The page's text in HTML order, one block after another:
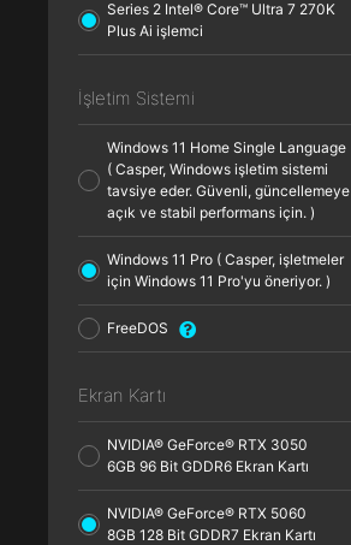
Series 2 Intel® Core™ Ultra 7 270K
Plus Ai işlemci
İşletim Sistemi
Windows 11 Home Single Language
( Casper, Windows işletim sistemi
tavsiye eder. Güvenli, güncellemeye
açık ve stabil performans için. )
Windows 11 Pro ( Casper, işletmeler
için Windows 11 Pro'yu öneriyor. )
FreeDOS
Ekran Kartı
NVIDIA® GeForce® RTX 3050
6GB 96 Bit GDDR6 Ekran Kartı
NVIDIA® GeForce® RTX 5060
8GB 128 Bit GDDR7 Ekran Kartı